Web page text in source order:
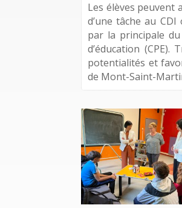
Les élèves peuvent
d’une tâche au
par la principale du
d’éducation
potentialités et
de Mont-Saint-